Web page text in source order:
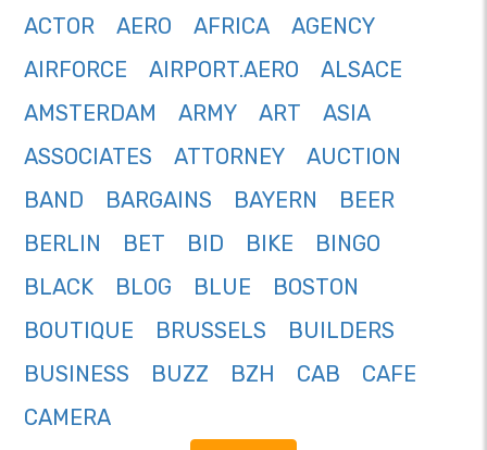
ACTOR
AERO AFRICA
AGENCY
AIRFORCE
AIRPORT.AERO
ALSACE
AMSTERDAM
ARMY ART
ASIA
ASSOCIATES
ATTORNEY
AUCTION
BAND
BARGAINS BAYERN
BEER
BERLIN
BET BID BIKE
BINGO
BLACK
BLOG BLUE
BOSTON
BOUTIQUE
BRUSSELS
BUILDERS
BUSINESS
BUZZ BZH CAB
CAFE
CAMERA